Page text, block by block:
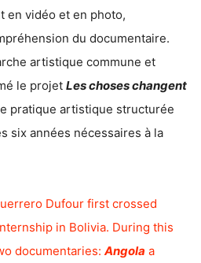
en vidéo et en photo,
du documentaire.
artistique commune et
le projet Les choses changent
pratique artistique structurée
six années nécessaires à la
Dufour first crossed
in Bolivia. During this
documentaries:Angola a